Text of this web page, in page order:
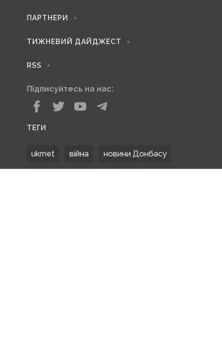
ПАРТНЕРИ
ТИЖНЕВИЙ ДАЙДЖЕСТ
RSS
Підписуйтесь на нас:
ТЕГИ
ukrnet війна новини Донбасу